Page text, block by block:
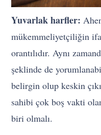
Yuvarlak harfler:
mükemmeliyetçiliğin
orantılıdır. Aynı
şeklinde de
belirgin olup keskin
sahibi çok boş vakti
biri olmalı.